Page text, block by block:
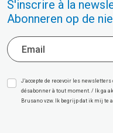
S'inscrire à la
Abonneren op de
J’accepte de recevoir les
désabonner à tout moment. / Ik ga
Brusano vzw. Ik begrijp dat ik mij te